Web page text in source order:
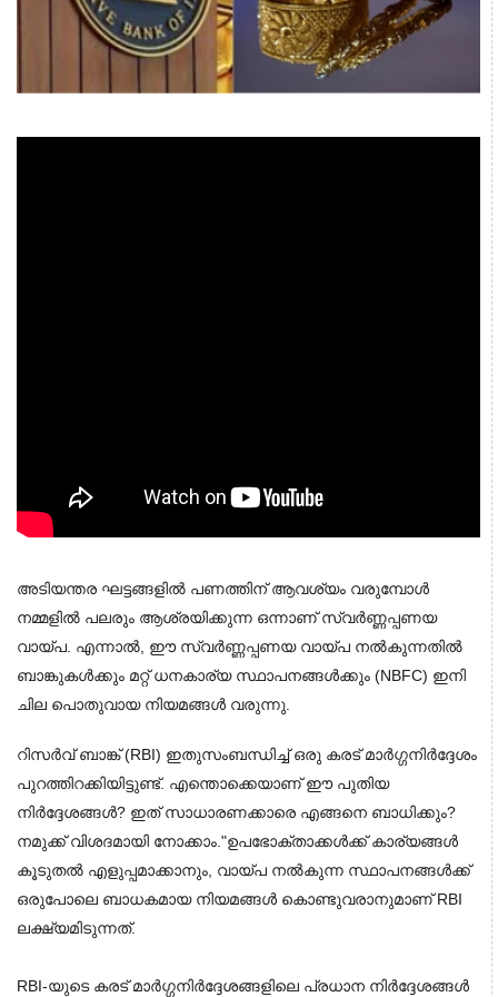
അടിയന്തര ഘട്ടങ്ങളിൽ പണത്തിന് ആവശ്യം വരുമ്പോൾ
നമ്മളിൽ പലരും ആശ്രയിക്കുന്ന ഒന്നാണ് സ്വർണ്ണപ്പണയ
വായ്പ. എന്നാൽ, ഈ സ്വർണ്ണപ്പണയ വായ്പ നൽകുന്നതിൽ
ബാങ്കുകൾക്കും മറ്റ് ധനകാര്യ സ്ഥാപനങ്ങൾക്കും (NBFC) ഇനി
ചില പൊതുവായ നിയമങ്ങൾ വരുന്നു.
റിസർവ് ബാങ്ക് (RBI) ഇതുസംബന്ധിച്ച് ഒരു കരട് മാർഗ്ഗനിർദ്ദേശം
പുറത്തിറക്കിയിട്ടുണ്ട്. എന്തൊക്കെയാണ് ഈ പുതിയ
നിർദ്ദേശങ്ങൾ? ഇത് സാധാരണക്കാരെ എങ്ങനെ ബാധിക്കും?
നമുക്ക് വിശദമായി നോക്കാം."ഉപഭോക്താക്കൾക്ക് കാര്യങ്ങൾ
കൂടുതൽ എളുപ്പമാക്കാനും, വായ്പ നൽകുന്ന സ്ഥാപനങ്ങൾക്ക്
ഒരുപോലെ ബാധകമായ നിയമങ്ങൾ കൊണ്ടുവരാനുമാണ് RBI
ലക്ഷ്യമിടുന്നത്.
RBI-യുടെ കരട് മാർഗ്ഗനിർദ്ദേശങ്ങളിലെ പ്രധാന നിർദ്ദേശങ്ങൾ